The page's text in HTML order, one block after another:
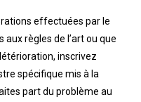
effectuées par le
règles de l’art ou que
inscrivez
spécifique mis à la
part du problème au